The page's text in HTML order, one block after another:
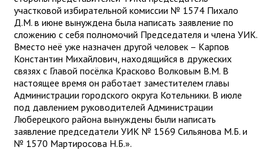
участковой избирательной комиссии № 1574 Пихало
Д.М. в июне вынуждена была написать заявление по
сложению с себя полномочий Председателя и члена УИК.
Вместо неё уже назначен другой человек – Карпов
Константин Михайлович, находящийся в дружеских
связях с Главой посёлка Красково Волковым В.М. В
настоящее время он работает заместителем главы
Администрации городского округа Котельники. В июле
под давлением руководителей Администрации
Люберецкого района вынуждены были написать
заявление председатели УИК № 1569 Сильянова М.Б. и
№ 1570 Мартиросова Н.Б.».